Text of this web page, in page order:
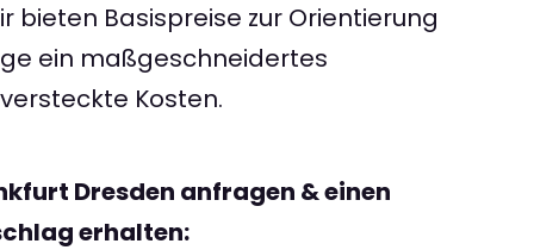
bieten Basispreise zur Orientierung
ein maßgeschneidertes
Kosten.
Dresden anfragen & einen
erhalten: